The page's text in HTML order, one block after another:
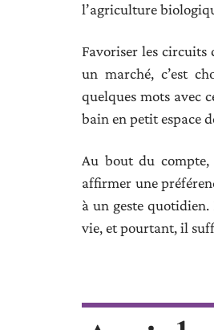
l’agriculture
Favoriser les circuits
un marché, c’est
quelques mots avec
bain en petit espace
Au bout du compte,
affirmer une
à un geste
vie, et pourtant, il